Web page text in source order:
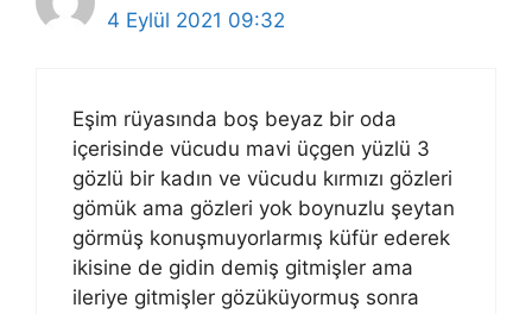
4 Eylül 2021 09:32
Eşim rüyasında boş beyaz bir oda
içerisinde vücudu mavi üçgen yüzlü 3
gözlü bir kadın ve vücudu kırmızı gözleri
gömük ama gözleri yok boynuzlu şeytan
görmüş konuşmuyorlarmış küfür ederek
ikisine de gidin demiş gitmişler ama
ileriye gitmişler gözüküyormuş sonra